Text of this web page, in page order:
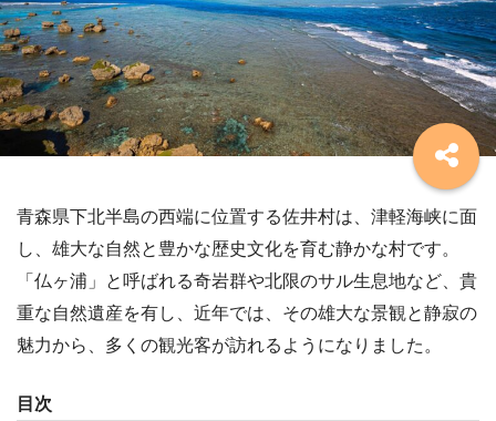
青森県下北半島の西端に位置する佐井村は、津軽海峡に面
し、雄大な自然と豊かな歴史文化を育む静かな村です。
「仏ヶ浦」と呼ばれる奇岩群や北限のサル生息地など、貴
重な自然遺産を有し、近年では、その雄大な景観と静寂の
魅力から、多くの観光客が訪れるようになりました。
目次